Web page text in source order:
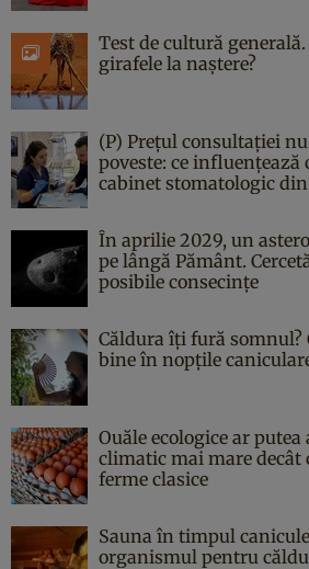
Test de cultură
girafele la naștere?
(P) Prețul consultației
poveste: ce
cabinet stomatologic
În aprilie 2029, un
pe lângă Pământ.
posibile consecințe
Căldura îți fură
bine în nopțile
Ouăle ecologice ar
climatic mai mare decât
ferme clasice
Sauna în timpul
organismul pentru